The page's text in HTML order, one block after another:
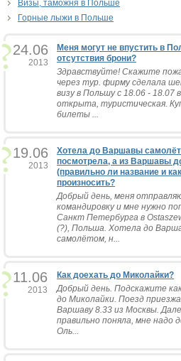
Визы, таможня в Польше
Горные лыжи в Польше
24.06
2013
Меня могут не впустить в
отсутствия брони?
Здравствуйте! Скажите
через тур. фирму сделала
визу в Польшу с 18.06 - 18.07
открыта, туристическая.
билеты ...
19.06
2013
Хотела до Варшавы
посмотрела, а из Варшавы
(правильно ли название и
произносить?
Добрый день, меня
командировку и мне нужно
Санкт Петербурга в
(?), Польша. Хотела до
самолётом, н...
11.06
2013
Как доехать до Миколайки?
Добрый день. Подскажите
до Миколайки. Поезд
Варшаву 8.33 из Москвы.
правильно поняла, мне надо
Оль...